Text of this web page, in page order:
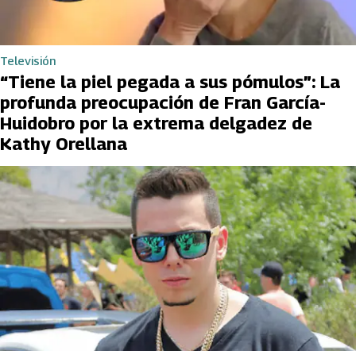
Televisión
“Tiene la piel pegada a sus pómulos”: La
profunda preocupación de Fran García-
Huidobro por la extrema delgadez de
Kathy Orellana